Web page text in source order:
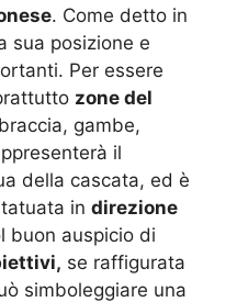
. Come detto in
sua posizione e
Per essere
zone del
gambe,
il
della cascata, ed è
in direzione
buon auspicio di
se raffigurata
simboleggiare una